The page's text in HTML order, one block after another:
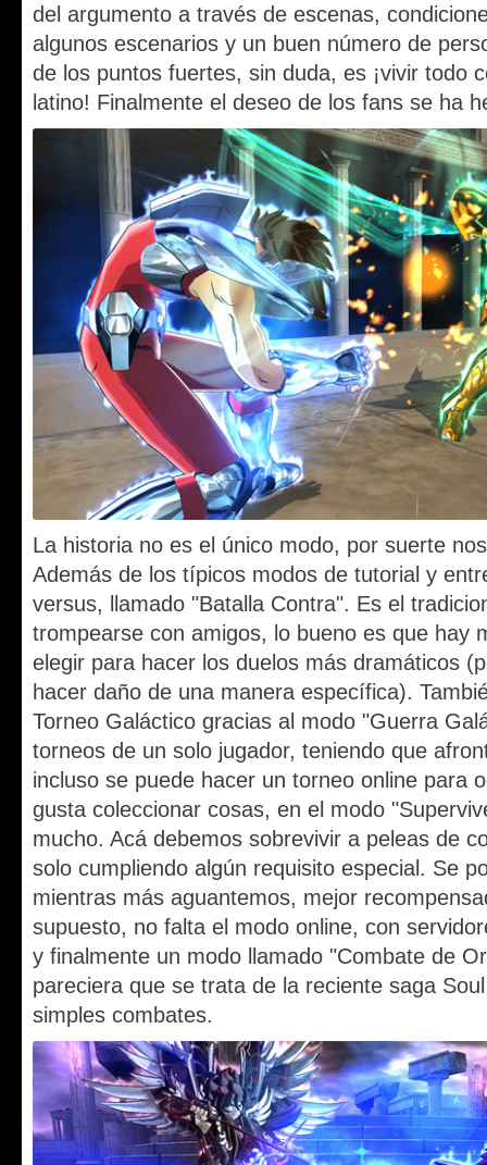
del argumento a través de escenas,
algunos escenarios y un buen número de
de los puntos fuertes, sin duda, es ¡vivir todo
latino! Finalmente el deseo de los fans se ha
La historia no es el único modo, por suerte
Además de los típicos modos de tutorial y
versus, llamado "Batalla Contra". Es el
trompearse con amigos, lo bueno es que hay
elegir para hacer los duelos más dramáticos
hacer daño de una manera específica).
Torneo Galáctico gracias al modo "Guerra
torneos de un solo jugador, teniendo que
incluso se puede hacer un torneo online para
gusta coleccionar cosas, en el modo
mucho. Acá debemos sobrevivir a peleas de
solo cumpliendo algún requisito especial. Se
mientras más aguantemos, mejor
supuesto, no falta el modo online, con
y finalmente un modo llamado "Combate de
pareciera que se trata de la reciente saga
simples combates.